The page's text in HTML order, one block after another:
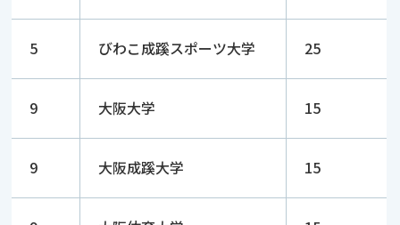
5 びわこ成蹊スポーツ大学 25
9 大阪大学 15
9 大阪成蹊大学 15